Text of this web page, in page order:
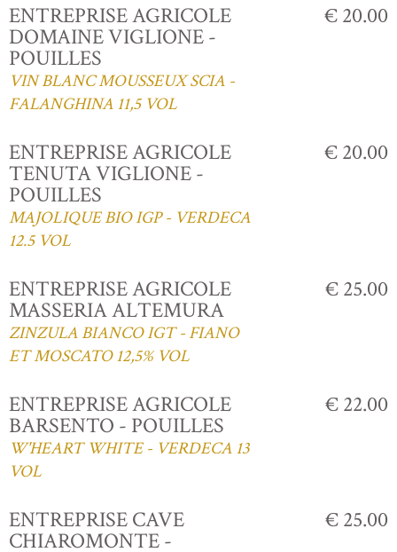
ENTREPRISE AGRICOLE
DOMAINE VIGLIONE -
POUILLES
VIN BLANC MOUSSEUX SCIA -
FALANGHINA 11,5 VOL
€ 20.00
ENTREPRISE AGRICOLE
TENUTA VIGLIONE -
POUILLES
MAJOLIQUE BIO IGP - VERDECA
12.5 VOL
€ 20.00
ENTREPRISE AGRICOLE
MASSERIA ALTEMURA
ZINZULA BIANCO IGT - FIANO
ET MOSCATO 12,5% VOL
€ 25.00
ENTREPRISE AGRICOLE
BARSENTO - POUILLES
W'HEART WHITE - VERDECA 13
VOL
€ 22.00
ENTREPRISE CAVE
CHIAROMONTE -
€ 25.00